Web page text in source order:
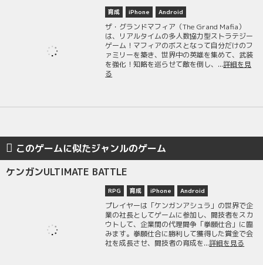
育成 iPhone Android
ザ・グランドマフィア（The Grand Mafia）
は、リアルタイムの多人数協力型ストラテジー
ゲーム！マフィアのボスとなって自分だけのフ
ァミリーを築き、世界中の英雄を集めて、武装
を強化！知略を巡らせて敵を倒し、...詳細を見
る
このゲームに似たジャンルのゲーム
ケンガンULTIMATE BATTLE
RPG 育成 iPhone Android
プレイヤーは「ケンガンアシュラ」の世界で企
業の社長としてゲームに参加し、闘技者をスカ
ウトして、企業間の代理闘争「拳願仕合」に臨
みます。拳願仕合に勝利して獲得した賞金で会
社を成長させ、闘技者の育成を...詳細を見る